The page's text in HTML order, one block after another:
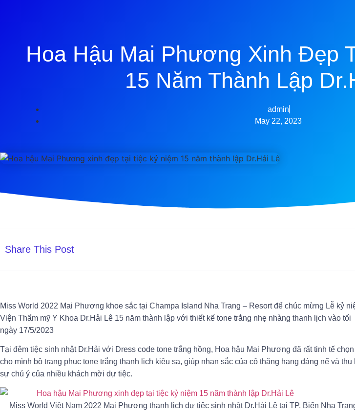
Hoa Hậu Mai Phương Xinh Đẹp
15 Năm Thành Lập
admin
May 22, 2023
Share This Post
Miss World 2022 Mai Phương khoe sắc tại Champa Island Nha Trang – Resort để chúc mừng Lễ kỷ
Viện Thẩm mỹ Y Khoa Dr.Hải Lê 15 năm thành lập với thiết kế tone trắng nhẹ nhàng thanh lịch vào tối
ngày 17/5/2023
Tại đêm tiệc sinh nhật Dr.Hải với Dress code tone trắng hồng, Hoa hậu Mai Phương đã rất tinh tế chọn
cho mình bộ trang phục tone trắng thanh lịch kiêu sa, giúp nhan sắc của cô thăng hạng đáng nể và thu
sự chú ý của nhiều khách mời dự tiệc.
Miss World Việt Nam 2022 Mai Phương thanh lịch dự tiệc sinh nhật Dr.Hải Lê tại TP. Biển Nha